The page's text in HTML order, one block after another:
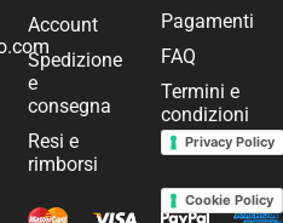
Account
Spedizione
e
consegna
Resi e
rimborsi
Pagamenti
FAQ
Termini e
condizioni
Privacy Policy
Cookie Policy